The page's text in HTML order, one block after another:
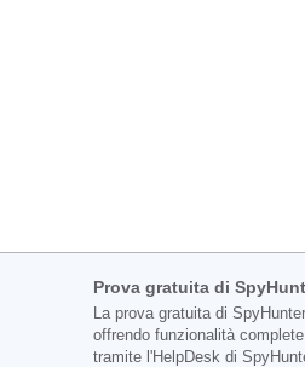
Prova gratuita di
La prova gratuita di
offrendo funzionalità
tramite l'HelpDesk di